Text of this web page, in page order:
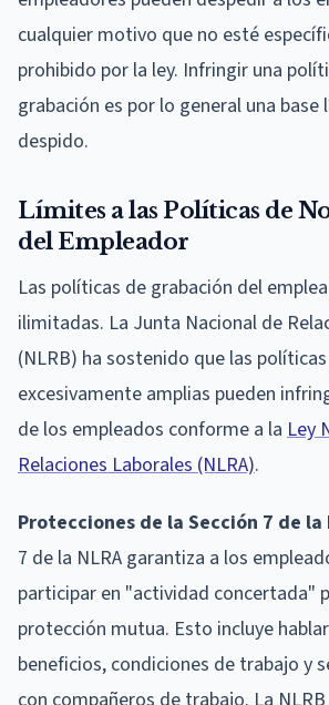
cualquier motivo que no esté
prohibido por la ley. Infringir una
grabación es por lo general una base
despido.
Límites a las Políticas de
del Empleador
Las políticas de grabación del
ilimitadas. La Junta Nacional de
(NLRB) ha sostenido que las
excesivamente amplias pueden
de los empleados conforme a la Ley
Relaciones Laborales (NLRA).
Protecciones de la Sección 7 de la
7 de la NLRA garantiza a los
participar en "actividad concertada"
protección mutua. Esto incluye
beneficios, condiciones de trabajo y